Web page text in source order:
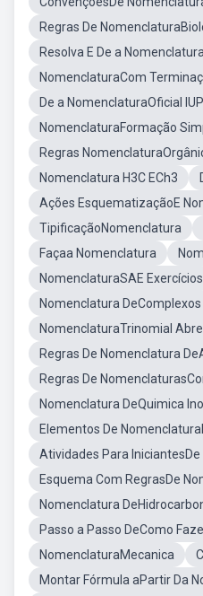
Regras De
Resolva E De a
NomenclaturaCom
De a NomenclaturaOficial
NomenclaturaFormação
Regras
Nomenclatura H3C ECh3
Ações EsquematizaçãoE
TipificaçãoNomenclatura
Façaa Nomenclatura
NomenclaturaSAE Exercícios
Nomenclatura
NomenclaturaTrinomial
Regras De Nomenclatura
Regras De
Nomenclatura DeQuimica
Elementos De
Atividades Para
Esquema Com RegrasDe
Nomenclatura
Passo a Passo DeComo
NomenclaturaMecanica
Montar Fórmula aPartir Da